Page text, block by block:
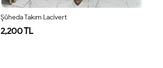
Şüheda Takım Lacivert
2,200 TL